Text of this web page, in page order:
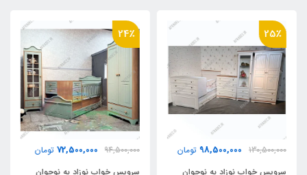
25٪
130,500,000
98,500,000 تومان
سرویس خواب نوزاد به نوجوان
24٪
94,500,000
72,500,000 تومان
سرویس خواب نوزاد به نوجوان